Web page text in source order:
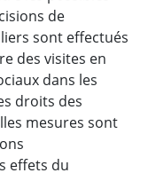
de
sont effectués
des visites en
dans les
droits des
mesures sont
effets du